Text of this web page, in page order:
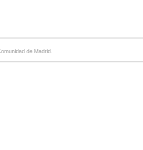
de Madrid.